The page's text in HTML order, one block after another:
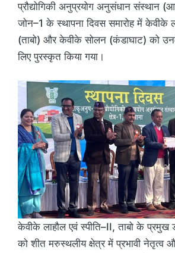
प्रौद्योगिकी अनुप्रयोग अनुसंधान संस्थान
जोन–1 के स्थापना दिवस समारोह में केवीके
(ताबो) और केवीके सोलन (कंडाघाट) को
लिए पुरस्कृत किया गया।
केवीके लाहौल एवं स्पीति–II, ताबो के प्रमुख
को शीत मरुस्थलीय क्षेत्र में प्रभावी नेतृत्व